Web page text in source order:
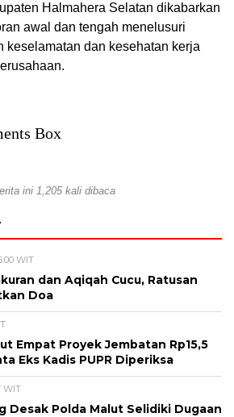
Halmahera Selatan dikabarkan
awal dan tengah menelusuri
keselamatan dan kesehatan kerja
Box
ini 1,205 kali dibaca
WIT
dan Aqiqah Cucu, Ratusan
Doa
Empat Proyek Jembatan Rp15,5
Eks Kadis PUPR Diperiksa
WIT
Desak Polda Malut Selidiki Dugaan